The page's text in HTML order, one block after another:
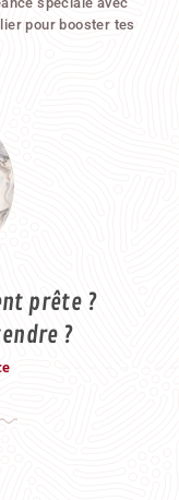
pour booster tes
prête ?
Est-ce qu'on va s'entendre ?